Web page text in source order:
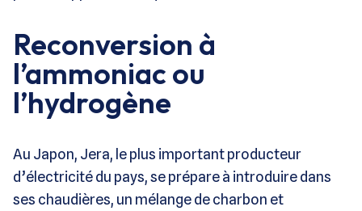
Reconversion à
l’ammoniac ou
l’hydrogène
Au Japon, Jera, le plus important producteur
d’électricité du pays, se prépare à introduire dans
ses chaudières, un mélange de charbon et